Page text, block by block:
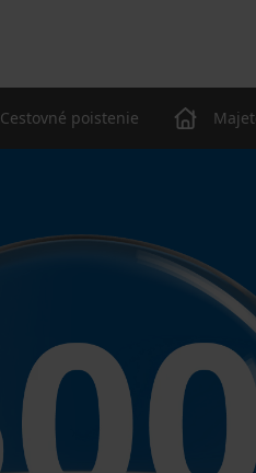
Cestovné poistenie